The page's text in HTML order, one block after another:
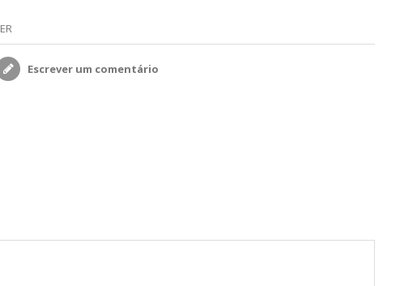
Escrever um comentário